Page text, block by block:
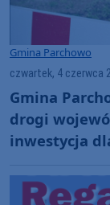
Gmina Parchowo
czwartek, 4 czerwca
Gmina
drogi
inwestycja